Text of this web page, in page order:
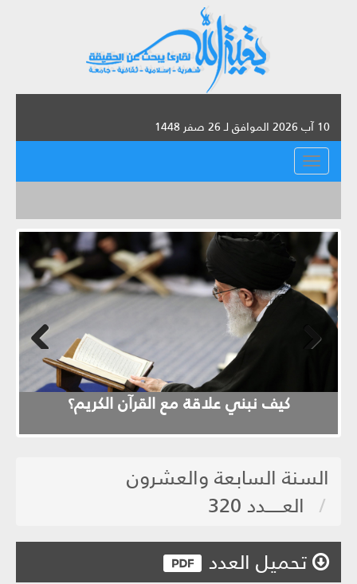
10 آب 2026 الموافق لـ 26 صفر 1448
القائمة
كيف نبني علاقة مع القرآن الكريم؟
السنة السابعة والعشرون
العـــــدد 320
تحميل العدد